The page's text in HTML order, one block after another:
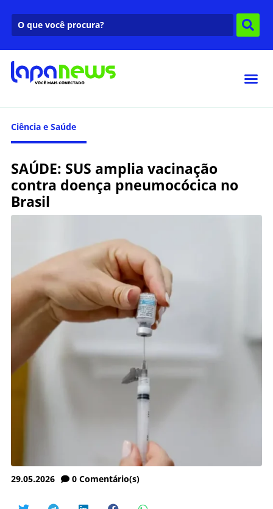
Ciência e Saúde
SAÚDE: SUS amplia vacinação
contra doença pneumocócica no
Brasil
29.05.2026 0 Comentário(s)